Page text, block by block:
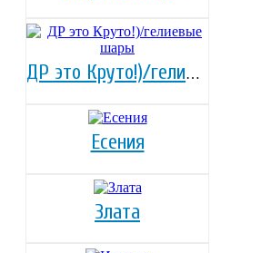
ДР это Круто!)/гелиевые шары
Есения
Злата